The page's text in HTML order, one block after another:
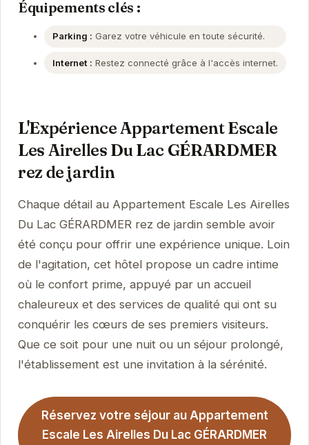
Équipements clés :
Parking : Garez votre véhicule en toute sécurité.
Internet : Restez connecté grâce à l'accès internet.
L'Expérience Appartement Escale
Les Airelles Du Lac GÉRARDMER
rez de jardin
Chaque détail au Appartement Escale Les Airelles
Du Lac GÉRARDMER rez de jardin semble avoir
été conçu pour offrir une expérience unique. Loin
de l'agitation, cet hôtel propose un cadre intime
où le confort prime, appuyé par un accueil
chaleureux et des services de qualité qui ont su
conquérir les cœurs de ses premiers visiteurs.
Que ce soit pour une nuit ou un séjour prolongé,
l'établissement est une invitation à la sérénité.
Réservez votre séjour au Appartement
Escale Les Airelles Du Lac GÉRARDMER